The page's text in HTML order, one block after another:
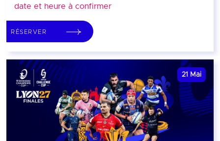
date et heure à confirmer
RÉSERVER
21 Mai